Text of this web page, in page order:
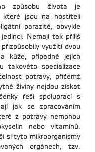
způsobu života je
které jsou na hostiteli
parazité, obvykle
Nemají tak příliš
využití dvou
kůže, případně jejích
takovéto specializace
potravy, přičemž
živiny nejdou získat
řeší spoluprací s
jak se zpracováním
z potravy nemohou
nebo vitamínů.
si tyto mikroorganismy
orgánech, tzv.